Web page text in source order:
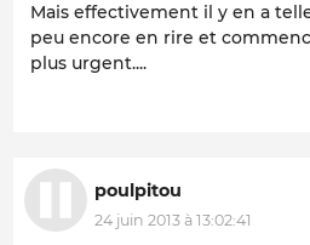
Mais effectivement il y en a
peu encore en rire et
plus urgent....
poulpitou
24 juin 2013 à 13:02:41